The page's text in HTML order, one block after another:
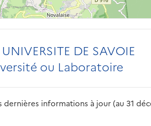
UNIVERSITE DE SAVOIE
ou Laboratoire
dernières informations à jour (au 31